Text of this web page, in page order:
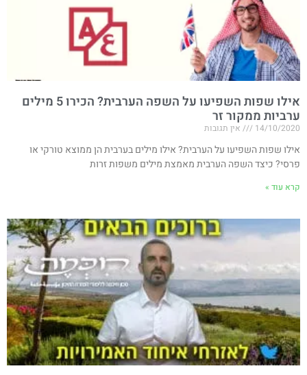
אילו שפות השפיעו על השפה הערבית? הכירו 5 מילים
ערביות ממקור זר
14/10/2020 אין תגובות
אילו שפות השפיעו על הערבית? אילו מילים בערבית הן ממוצא טורקי או
פרסי? כיצד השפה הערבית מאמצת מילים משפות זרות
קרא עוד »